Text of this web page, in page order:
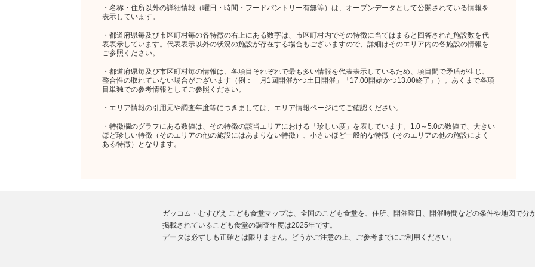
・名称・住所以外の詳細情報（曜日・時間・フードパントリー有無等）は、オープンデータとして公開されている情報を
表示しています。
・都道府県毎及び市区町村毎の各特徴の右上にある数字は、市区町村内でその特徴に当てはまると回答された施設数を代
表表示しています。代表表示以外の状況の施設が存在する場合もございますので、詳細はそのエリア内の各施設の情報を
ご参照ください。
・都道府県毎及び市区町村毎の情報は、各項目それぞれで最も多い情報を代表表示しているため、項目間で矛盾が生じ、
整合性の取れていない場合がございます（例：「月1回開催かつ土日開催」「17:00開始かつ13:00終了」）。あくまで各項
目単独での参考情報としてご参照ください。
・エリア情報の引用元や調査年度等につきましては、エリア情報ページにてご確認ください。
・特徴欄のグラフにある数値は、その特徴の該当エリアにおける「珍しい度」を表しています。1.0～5.0の数値で、大きい
ほど珍しい特徴（そのエリアの他の施設にはあまりない特徴）、小さいほど一般的な特徴（そのエリアの他の施設によく
ある特徴）となります。
ガッコム・むすびえ こども食堂マップは、全国のこども食堂を、住所、開催曜日、開催時間などの条件や地図で分
掲載されているこども食堂の調査年度は2025年です。
データは必ずしも正確とは限りません。どうかご注意の上、ご参考までにご利用ください。